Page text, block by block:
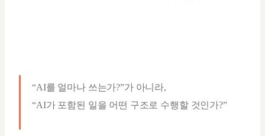
“AI를 얼마나 쓰는가?”가 아니라,
“AI가 포함된 일을 어떤 구조로 수행할 것인가?”